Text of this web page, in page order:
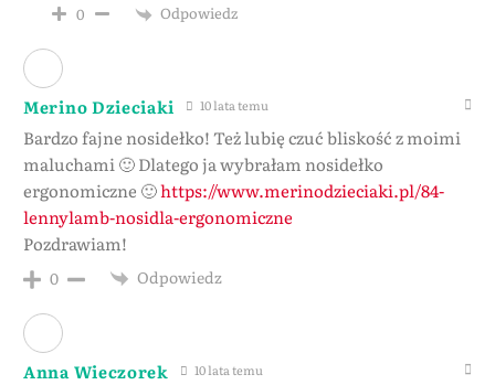
0 Odpowiedz
Merino Dzieciaki 10 lata temu
Bardzo fajne nosidełko! Też lubię czuć bliskość z moimi
maluchami 🙂 Dlatego ja wybrałam nosidełko
ergonomiczne 🙂https://www.merinodzieciaki.pl/84-
lennylamb-nosidla-ergonomiczne
Pozdrawiam!
0 Odpowiedz
Anna Wieczorek 10 lata temu